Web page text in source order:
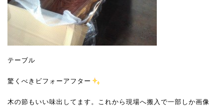
テーブル
驚くべきビフォーアフター
木の節もいい味出してます。これから現場へ搬入で一部しか画像